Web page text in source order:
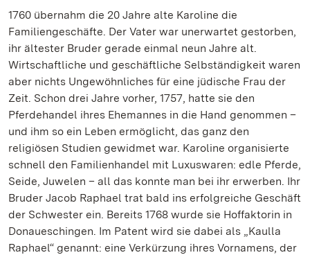
1760 übernahm die 20 Jahre alte Karoline die
Familiengeschäfte. Der Vater war unerwartet gestorben,
ihr ältester Bruder gerade einmal neun Jahre alt.
Wirtschaftliche und geschäftliche Selbständigkeit waren
aber nichts Ungewöhnliches für eine jüdische Frau der
Zeit. Schon drei Jahre vorher, 1757, hatte sie den
Pferdehandel ihres Ehemannes in die Hand genommen –
und ihm so ein Leben ermöglicht, das ganz den
religiösen Studien gewidmet war. Karoline organisierte
schnell den Familienhandel mit Luxuswaren: edle Pferde,
Seide, Juwelen – all das konnte man bei ihr erwerben. Ihr
Bruder Jacob Raphael trat bald ins erfolgreiche Geschäft
der Schwester ein. Bereits 1768 wurde sie Hoffaktorin in
Donaueschingen. Im Patent wird sie dabei als „Kaulla
Raphael“ genannt: eine Verkürzung ihres Vornamens, der